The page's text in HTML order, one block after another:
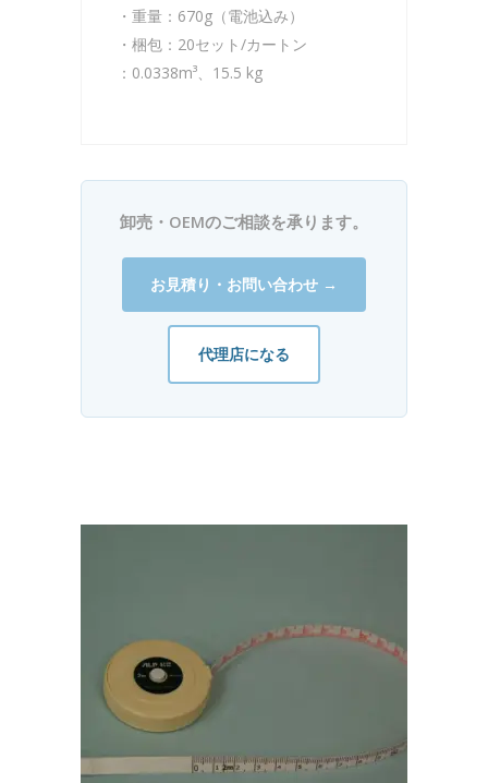
・重量：670g（電池込み）
・梱包：20セット/カートン
：0.0338m³、15.5 kg
卸売・OEMのご相談を承ります。
お見積り・お問い合わせ →
代理店になる